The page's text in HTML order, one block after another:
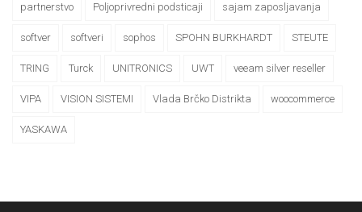
partnerstvo Poljoprivredni podsticaji sajam zaposljavanja
softver softveri sophos SPOHN BURKHARDT STEUTE
TRING Turck UNITRONICS UWT veeam silver reseller
VIPA VISION SISTEMI Vlada Brčko Distrikta woocommerce
YASKAWA